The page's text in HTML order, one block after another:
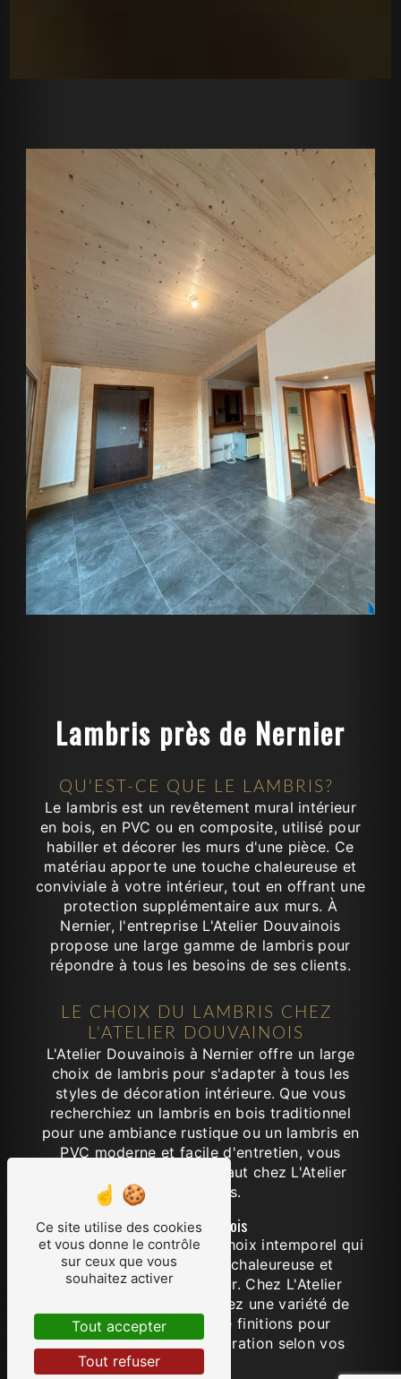
Lambris près de Nernier
QU'EST-CE QUE LE LAMBRIS?
Le lambris est un revêtement mural intérieur
en bois, en PVC ou en composite, utilisé pour
habiller et décorer les murs d'une pièce. Ce
matériau apporte une touche chaleureuse et
conviviale à votre intérieur, tout en offrant une
protection supplémentaire aux murs. À
Nernier, l'entreprise L'Atelier Douvainois
propose une large gamme de lambris pour
répondre à tous les besoins de ses clients.
LE CHOIX DU LAMBRIS CHEZ
L'ATELIER DOUVAINOIS
L'Atelier Douvainois à Nernier offre un large
choix de lambris pour s'adapter à tous les
styles de décoration intérieure. Que vous
recherchiez un lambris en bois traditionnel
pour une ambiance rustique ou un lambris en
PVC moderne et facile d'entretien, vous
trouverez ce qu'il vous faut chez L'Atelier
Douvainois.
Lambris en bois
Le lambris en bois est un choix intemporel qui
apporte une ambiance chaleureuse et
naturelle à votre intérieur. Chez L'Atelier
Douvainois, vous trouverez une variété de
essences de bois et de finitions pour
personnaliser votre décoration selon vos
Ce site utilise des cookies
et vous donne le contrôle
sur ceux que vous
souhaitez activer
Tout accepter
Tout refuser